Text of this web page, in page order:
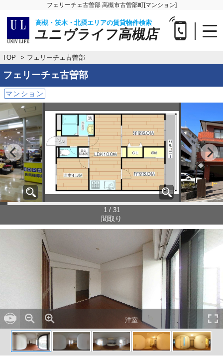
フェリーチェ古曽部 高槻市古曽部町[マンション]
高槻・茨木・北摂エリアの賃貸物件検索
ユニヴライフ高槻店
TOP フェリーチェ古曽部
フェリーチェ古曽部
マンション
1 / 31
間取り
洋室